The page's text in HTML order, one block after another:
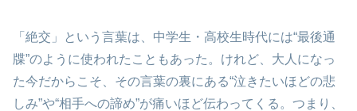
「絶交」という言葉は、中学生・高校生時代には“最後通
牒”のように使われたこともあった。けれど、大人になっ
た今だからこそ、その言葉の裏にある“泣きたいほどの悲
しみ”や“相手への諦め”が痛いほど伝わってくる。つまり、